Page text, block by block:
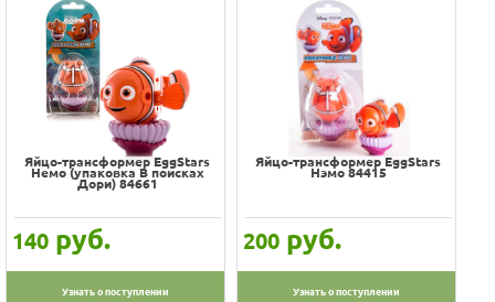
Яйцо-трансформер EggStars
Немо (упаковка В поисках
Дори) 84661
140 руб.
Узнать о поступлении
Яйцо-трансформер EggStars
Нэмо 84415
200 руб.
Узнать о поступлении